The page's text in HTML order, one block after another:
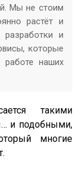
Мы не стоим
растёт и
и
которые
наших
такими
и подобными,
многие